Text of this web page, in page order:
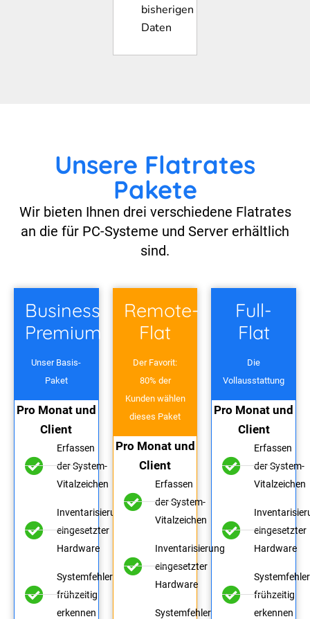
bisherigen
Daten
Unsere Flatrates
Pakete
Wir bieten Ihnen drei verschiedene Flatrates
an die für PC-Systeme und Server erhältlich
sind.
Business
Premium
Unser Basis-
Paket
Pro Monat und
Client
Erfassen
der System-
Vitalzeichen
Inventarisierung
eingesetzter
Hardware
Systemfehler
frühzeitig
erkennen
Remote-
Flat
Der Favorit:
80% der
Kunden wählen
dieses Paket
Pro Monat und
Client
Erfassen
der System-
Vitalzeichen
Inventarisierung
eingesetzter
Hardware
Systemfehler
Full-
Flat
Die
Vollausstattung
Pro Monat und
Client
Erfassen
der System-
Vitalzeichen
eingesetzter
Hardware
Systemfehler
frühzeitig
erkennen